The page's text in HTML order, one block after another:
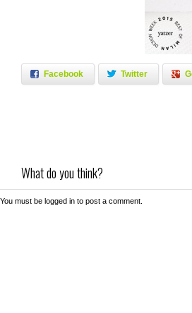
Facebook Twitter
What do you think?
You must be logged in to post a comment.